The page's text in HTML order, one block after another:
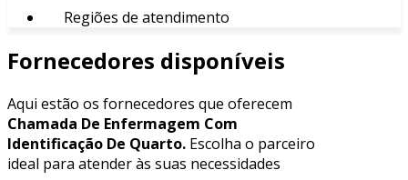
Regiões de atendimento
Fornecedores disponíveis
Aqui estão os fornecedores que oferecem
Chamada De Enfermagem Com
Identificação De Quarto. Escolha o parceiro
ideal para atender às suas necessidades